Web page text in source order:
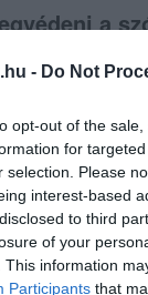
- Do Not
opt-out of the
for
selection. Please
interest-based
to third
of your
This information
Participants that
a
pár ember
ferdítsék a